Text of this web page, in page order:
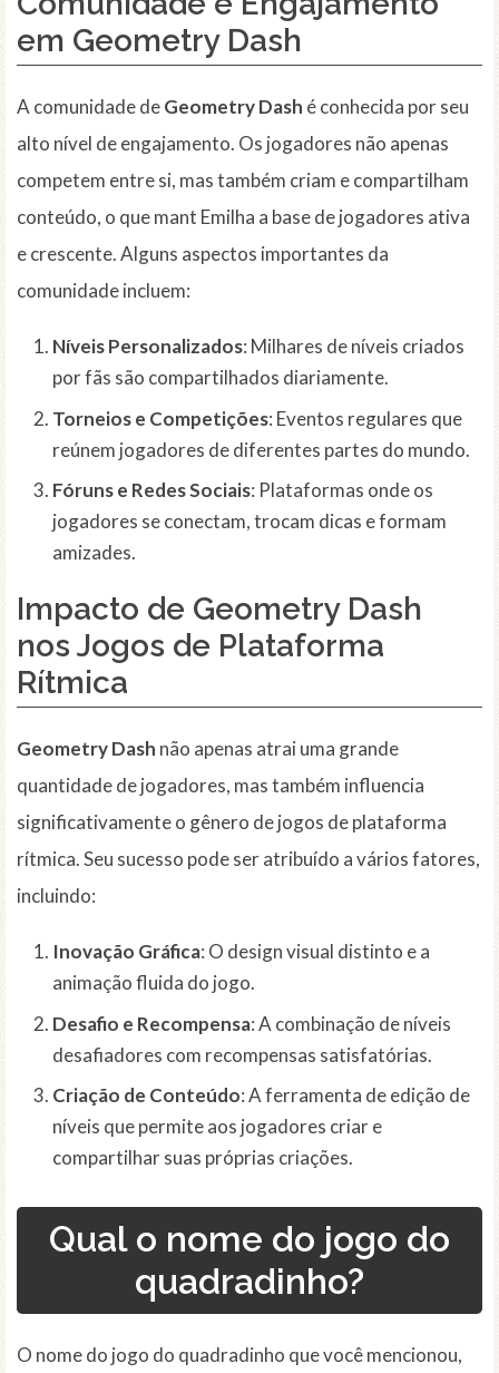
em Geometry Dash
A comunidade deGeometry Dash é conhecida por seu
alto nível de engajamento. Os jogadores não apenas
competem entre si, mas também criam e compartilham
conteúdo, o que mant Emilha a base de jogadores ativa
e crescente. Alguns aspectos importantes da
comunidade incluem:
Níveis Personalizados: Milhares de níveis criados
por fãs são compartilhados diariamente.
Torneios e Competições: Eventos regulares que
reúnem jogadores de diferentes partes do mundo.
Fóruns e Redes Sociais: Plataformas onde os
jogadores se conectam, trocam dicas e formam
amizades.
Impacto de Geometry Dash
nos Jogos de Plataforma
Rítmica
Geometry Dash não apenas atrai uma grande
quantidade de jogadores, mas também influencia
significativamente o gênero de jogos de plataforma
rítmica. Seu sucesso pode ser atribuído a vários fatores,
incluindo:
Inovação Gráfica: O design visual distinto e a
animação fluida do jogo.
Desafio e Recompensa: A combinação de níveis
desafiadores com recompensas satisfatórias.
Criação de Conteúdo: A ferramenta de edição de
níveis que permite aos jogadores criar e
compartilhar suas próprias criações.
Qual o nome do jogo do
quadradinho?
O nome do jogo do quadradinho que você mencionou,